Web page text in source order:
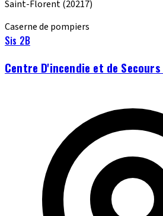
Saint-Florent(20217)
Caserne de pompiers
Sis 2B
Centre D'incendie et de